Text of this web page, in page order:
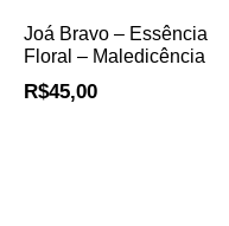
Joá Bravo – Essência
Floral – Maledicência
R$45,00